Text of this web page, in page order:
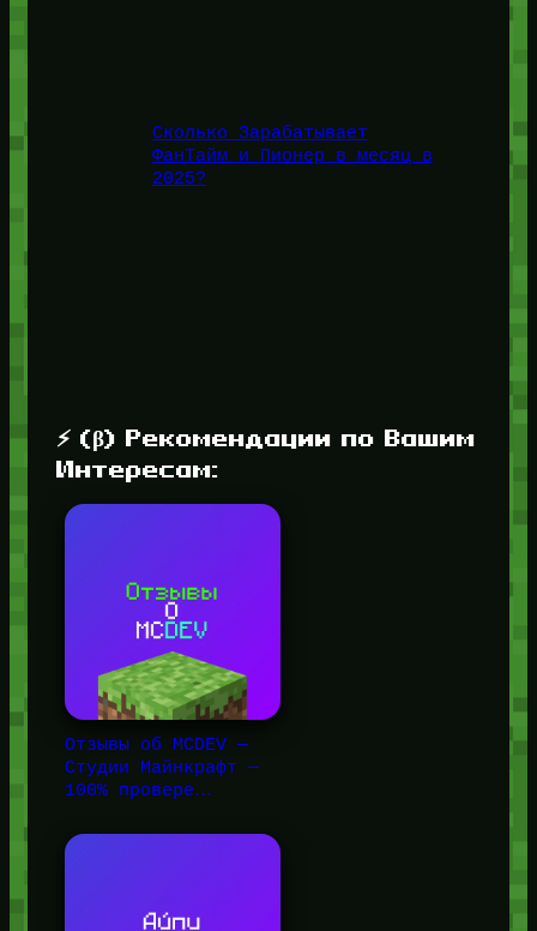
Сколько Зарабатывает
ФанТайм и Пионер в месяц в
2025?
⚡ (β) Рекомендации по Вашим
Интересам:
Отзывы об MCDEV —
Студии Майнкрафт —
100% провере…